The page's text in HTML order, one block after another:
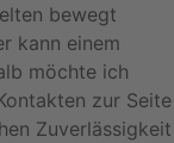
bewegt
kann einem
möchte ich
zur Seite
Zuverlässigkeit